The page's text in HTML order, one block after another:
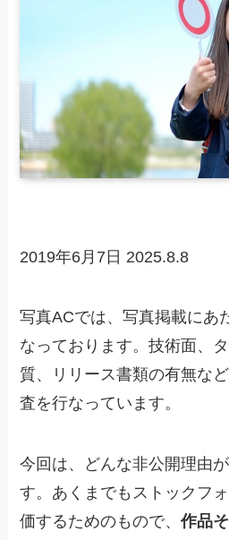
2019年6月7日 2025.8.8
写真ACでは、写真掲載にあ
なっております。技術面、
質、リリース書類の有無な
査を行なっています。
今回は、どんな非公開理由
す。あくまでもストックフ
価するためのもので、作品